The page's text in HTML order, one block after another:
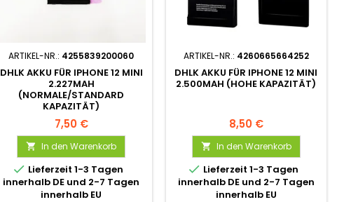
ARTIKEL-NR.: 4255839200060
DHLK AKKU FÜR IPHONE 12 MINI
2.227MAH
(NORMALE/STANDARD
KAPAZITÄT)
7,50 €
 In den Warenkorb
 Lieferzeit 1-3 Tagen
innerhalb DE und 2-7 Tagen
innerhalb EU
ARTIKEL-NR.: 4260665664252
DHLK AKKU FÜR IPHONE 12 MINI
2.500MAH (HOHE KAPAZITÄT)
8,50 €
 In den Warenkorb
 Lieferzeit 1-3 Tagen
innerhalb DE und 2-7 Tagen
innerhalb EU